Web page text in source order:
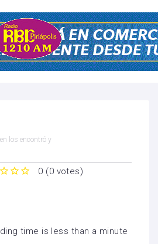
los encontró y
0 (0 votes)
time is less than a minute